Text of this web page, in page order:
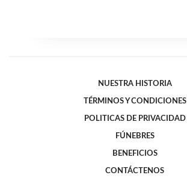
NUESTRA HISTORIA
TÉRMINOS Y CONDICIONES
POLITICAS DE PRIVACIDAD
FÚNEBRES
BENEFICIOS
CONTÁCTENOS